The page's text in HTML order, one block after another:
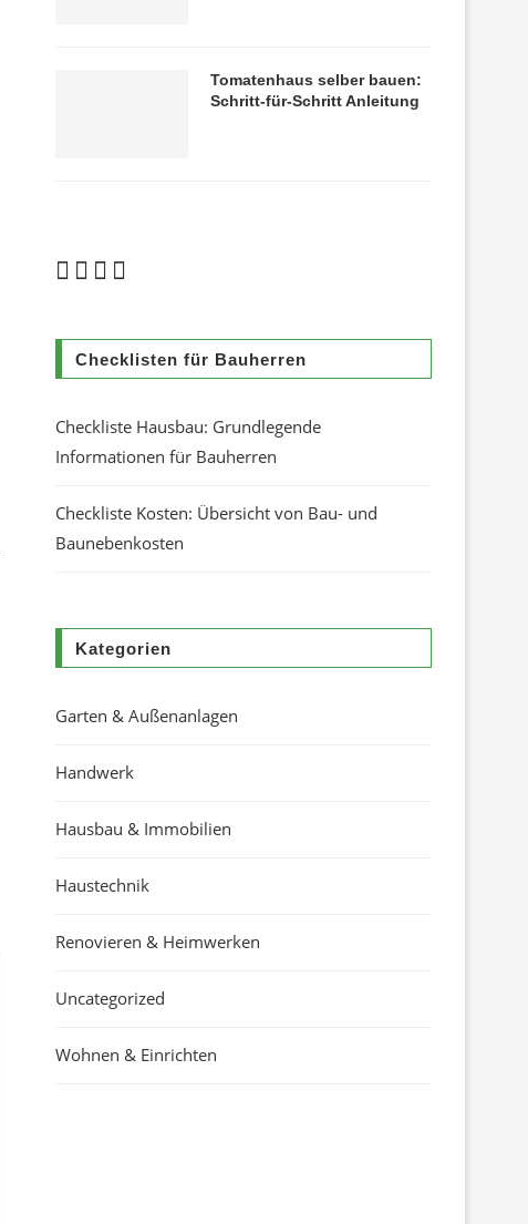
Tomatenhaus selber bauen:
Schritt-für-Schritt Anleitung
Checklisten für Bauherren
Checkliste Hausbau: Grundlegende
Informationen für Bauherren
Checkliste Kosten: Übersicht von Bau- und
Baunebenkosten
Kategorien
Garten & Außenanlagen
Handwerk
Hausbau & Immobilien
Haustechnik
Renovieren & Heimwerken
Uncategorized
Wohnen & Einrichten